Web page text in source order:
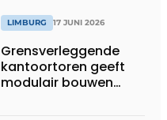
duurzaamheid,
technische innovatie
en schaalgrootte
LIMBURG 17 JUNI 2026
Grensverleggende
kantoortoren geeft
modulair bouwen